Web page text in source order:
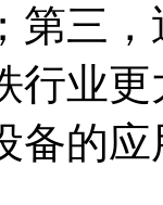
第三
行业
备的